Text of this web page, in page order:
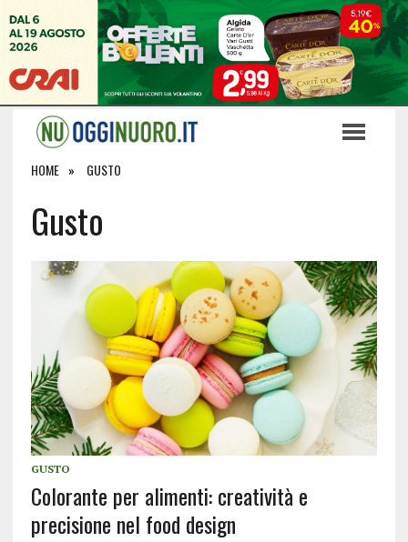
HOME GUSTO
Gusto
GUSTO
Colorante per alimenti: creatività e
precisione nel food design